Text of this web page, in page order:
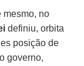
mesmo, no
definiu, orbita
posição de
governo,